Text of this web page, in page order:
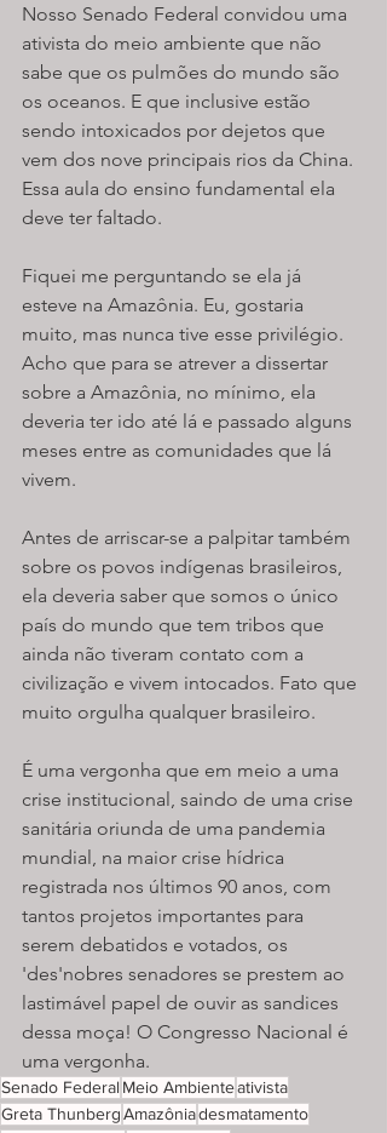
Nosso Senado Federal convidou uma
ativista do meio ambiente que não
sabe que os pulmões do mundo são
os oceanos. E que inclusive estão
sendo intoxicados por dejetos que
vem dos nove principais rios da China.
Essa aula do ensino fundamental ela
deve ter faltado.
Fiquei me perguntando se ela já
esteve na Amazônia. Eu, gostaria
muito, mas nunca tive esse privilégio.
Acho que para se atrever a dissertar
sobre a Amazônia, no mínimo, ela
deveria ter ido até lá e passado alguns
meses entre as comunidades que lá
vivem.
Antes de arriscar-se a palpitar também
sobre os povos indígenas brasileiros,
ela deveria saber que somos o único
país do mundo que tem tribos que
ainda não tiveram contato com a
civilização e vivem intocados. Fato que
muito orgulha qualquer brasileiro.
É uma vergonha que em meio a uma
crise institucional, saindo de uma crise
sanitária oriunda de uma pandemia
mundial, na maior crise hídrica
registrada nos últimos 90 anos, com
tantos projetos importantes para
serem debatidos e votados, os
'des'nobres senadores se prestem ao
lastimável papel de ouvir as sandices
dessa moça! O Congresso Nacional é
uma vergonha.
Senado Federal Meio Ambienteativista
Greta ThunbergAmazôniadesmatamento